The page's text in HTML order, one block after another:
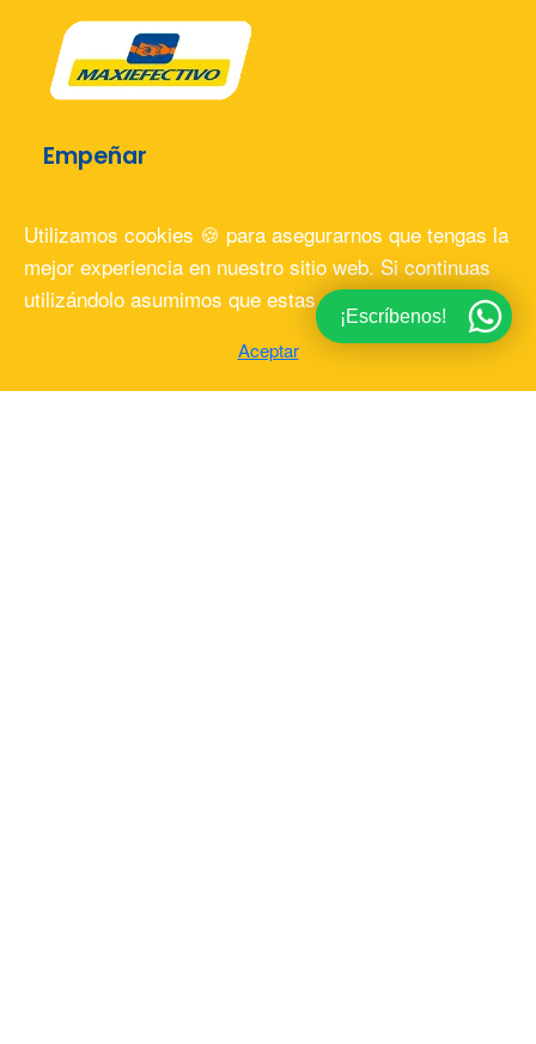
Empeñar
¿Qué puedo empeñar?
¿Cómo comprar?
Comprar en la tienda
Utilizamos cookies 🍪 para asegurarnos que tengas la
mejor experiencia en nuestro sitio web. Si continuas
utilizándolo asumimos que estas deacuerdo.
Aceptar
¡Escríbenos!